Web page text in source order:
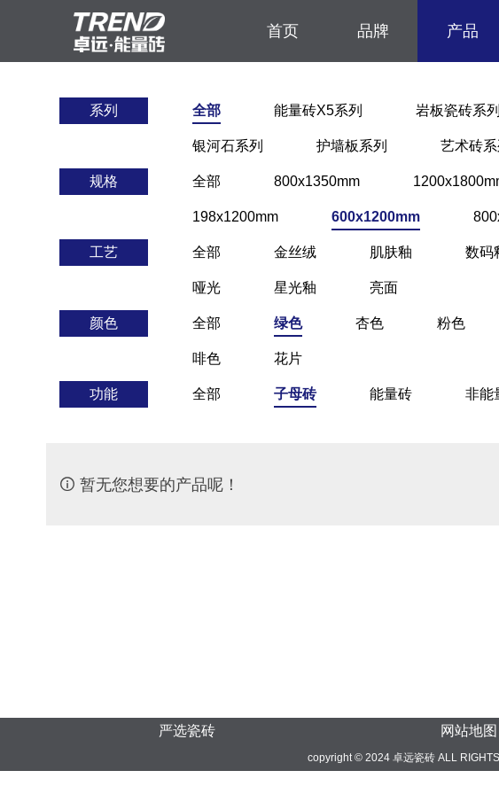
首页 品牌 产品
系列 全部 能量砖X5系列 岩板瓷砖系列
银河石系列 护墙板系列 艺术砖系
规格 全部 800x1350mm
198x1200mm 600x1200mm
工艺 全部 金丝绒 肌肤釉 数码
哑光 星光釉 亮面
颜色 全部 绿色 杏色 粉色
啡色 花片
功能 全部 子母砖 能量砖 非能
 暂无您想要的产品呢！
严选瓷砖 网站地图
copyright © 2024 卓远瓷砖 ALL